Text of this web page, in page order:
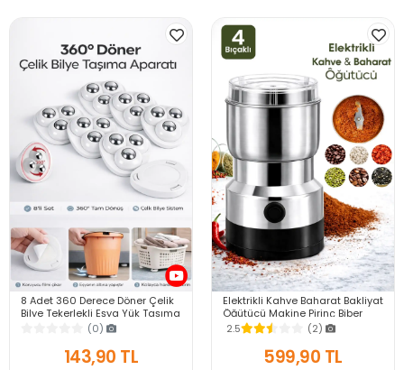
8 Adet 360 Derece Döner Çelik
Bilye Tekerlekli Eşya Yük Taşıma
Yapışkanlı Eşya Kaydırma
(0)
143,90 TL
Elektrikli Kahve Baharat Bakliyat
Öğütücü Makine Pirinç Biber
Tahıl Öğütücü Değirmen Gıda
Öğütücü
2.5 (2)
599,90 TL